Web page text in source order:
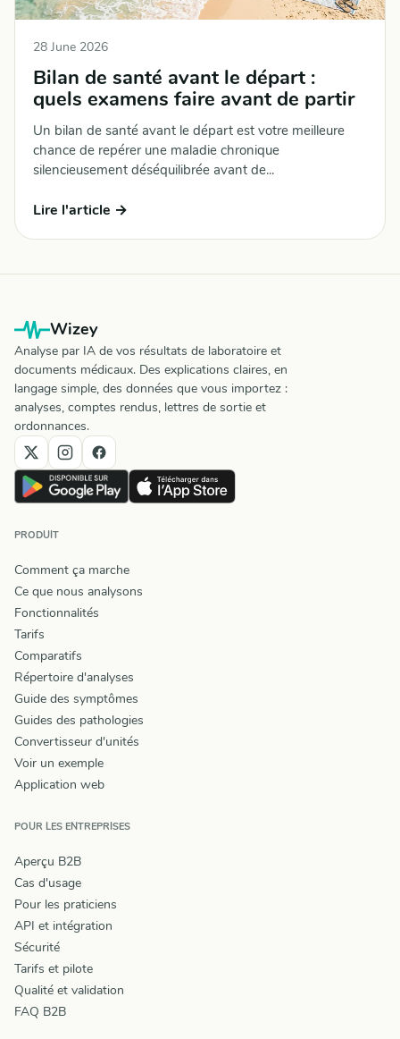
28 June 2026
Bilan de santé avant le départ :
quels examens faire avant de partir
Un bilan de santé avant le départ est votre meilleure
chance de repérer une maladie chronique
silencieusement déséquilibrée avant de...
Lire l'article →
Wizey
Analyse par IA de vos résultats de laboratoire et
documents médicaux. Des explications claires, en
langage simple, des données que vous importez :
analyses, comptes rendus, lettres de sortie et
ordonnances.
PRODUIT
Comment ça marche
Ce que nous analysons
Fonctionnalités
Tarifs
Comparatifs
Répertoire d'analyses
Guide des symptômes
Guides des pathologies
Convertisseur d'unités
Voir un exemple
Application web
POUR LES ENTREPRISES
Aperçu B2B
Cas d'usage
Pour les praticiens
API et intégration
Sécurité
Tarifs et pilote
Qualité et validation
FAQ B2B